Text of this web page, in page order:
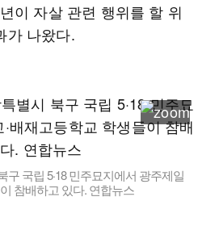
이 자살 관련 행위를 할 위
가 나왔다.
국립 5·18 민주묘지에서 광주제일
참배하고 있다. 연합뉴스